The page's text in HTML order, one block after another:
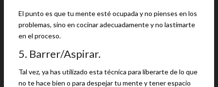
El punto es que tu mente esté ocupada y no pienses en los
problemas, sino en cocinar adecuadamente y no lastimarte
en el proceso.
5. Barrer/Aspirar.
Tal vez, ya has utilizado esta técnica para liberarte de lo que
no te hace bien o para despejar tu mente y tener espacio